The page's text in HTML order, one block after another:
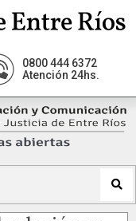
0800 444 6372
Atención 24hs.